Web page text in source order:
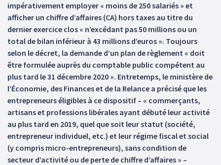
impérativement employer « moins de 250 salariés » et
afficher un chiffre d’affaires (CA) hors taxes au titre du
dernier exercice clos « n’excédant pas 50 millions ou un
total de bilan inférieur à 43 millions d’euros ». Toujours
selon le décret, la demande d’un plan de règlement « doit
être formulée auprès du comptable public compétent au
plus tard le 31 décembre 2020 ». Entretemps, le ministère de
l’Économie, des Finances et de la Relance a précisé que les
entrepreneurs éligibles à ce dispositif – « commerçants,
artisans et professions libérales ayant débuté leur activité
au plus tard en 2019, quel que soit leur statut (société,
entrepreneur individuel, etc.) et leur régime fiscal et social
(y compris micro-entrepreneurs), sans condition de
secteur d’activité ou de perte de chiffre d’affaires » –